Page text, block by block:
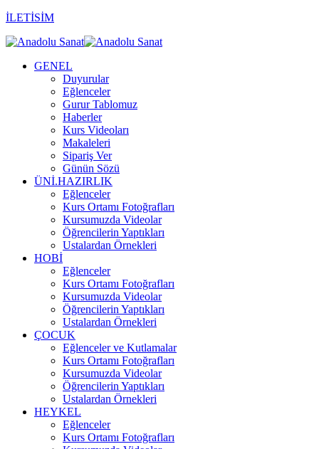
İLETİSİM
GENEL
Duyurular
Eğlenceler
Gurur Tablomuz
Haberler
Kurs Videoları
Makaleleri
Sipariş Ver
Günün Sözü
ÜNİ.HAZIRLIK
Eğlenceler
Kurs Ortamı Fotoğrafları
Kursumuzda Videolar
Öğrencilerin Yaptıkları
Ustalardan Örnekleri
HOBİ
Eğlenceler
Kurs Ortamı Fotoğrafları
Kursumuzda Videolar
Öğrencilerin Yaptıkları
Ustalardan Örnekleri
ÇOCUK
Eğlenceler ve Kutlamalar
Kurs Ortamı Fotoğrafları
Kursumuzda Videolar
Öğrencilerin Yaptıkları
Ustalardan Örnekleri
HEYKEL
Eğlenceler
Kurs Ortamı Fotoğrafları